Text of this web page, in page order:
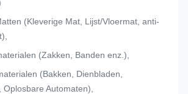
(Kleverige Mat, Lijst/Vloermat, anti-
(Zakken, Banden enz.),
(Bakken, Dienbladen,
Automaten),